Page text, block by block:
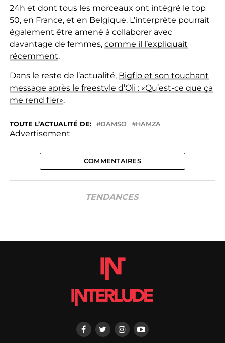
24h et dont tous les morceaux ont intégré le top
50, en France, et en Belgique. L’interprète pourrait
également être amené à collaborer avec
davantage de femmes, comme il l’expliquait
récemment.
Dans le reste de l’actualité, Bigflo et son touchant
message après le freestyle d’Oli : «Qu’est-ce que ça
me rend fier».
TOUTE L’ACTUALITÉ DE: DAMSO HAMZA
Advertisement
COMMENTAIRES
TENDANCES